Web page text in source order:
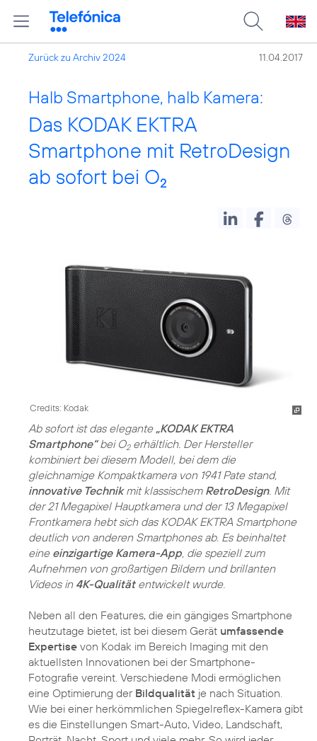
Zurück zu Archiv 2024 11.04.2017
Halb Smartphone, halb Kamera:
Das KODAK EKTRA
Smartphone mit RetroDesign
ab sofort bei O2
Credits: Kodak
Ab sofort ist das elegante „KODAK EKTRA
Smartphone“bei O2erhältlich. Der Hersteller
kombiniert bei diesem Modell, bei dem die
gleichnamige Kompaktkamera von 1941 Pate stand,
innovative Technikmit klassischem RetroDesign. Mit
der 21 Megapixel Hauptkamera und der 13 Megapixel
Frontkamera hebt sich das KODAK EKTRA Smartphone
deutlich von anderen Smartphones ab. Es beinhaltet
eine einzigartige Kamera-App , die speziell zum
Aufnehmen von großartigen Bildern und brillanten
Videos in 4K-Qualitätentwickelt wurde.
Neben all den Features, die ein gängiges Smartphone
heutzutage bietet, ist bei diesem Gerät umfassende
Expertise von Kodak im Bereich Imaging mit den
aktuellsten Innovationen bei der Smartphone-
Fotografie vereint. Verschiedene Modi ermöglichen
eine Optimierung der Bildqualität je nach Situation.
Wie bei einer herkömmlichen Spiegelreflex-Kamera gibt
es die Einstellungen Smart-Auto, Video, Landschaft,